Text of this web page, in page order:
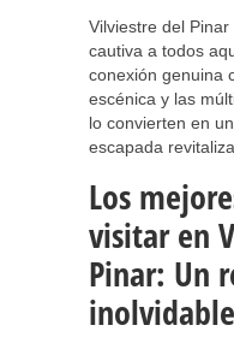
Vilviestre del
cautiva a todos
conexión genuina
escénica y las
lo convierten en
escapada
Los
visitar en
Pinar: Un
inolvidable